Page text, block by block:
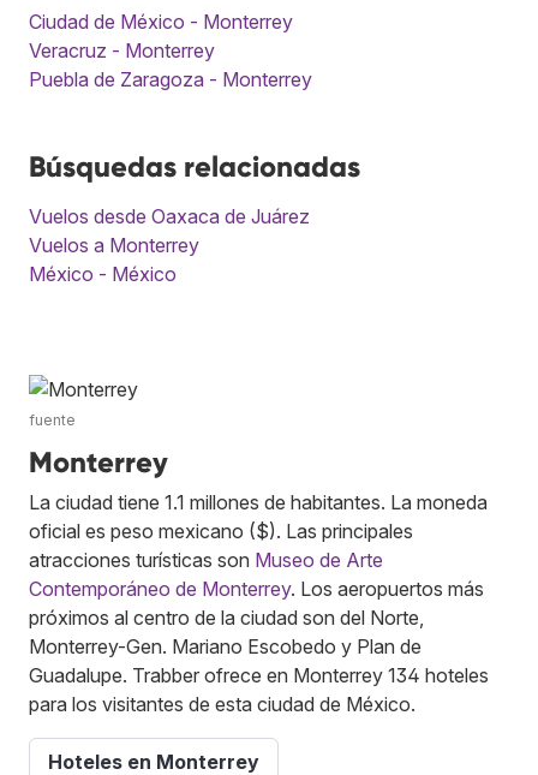
Ciudad de México - Monterrey
Veracruz - Monterrey
Puebla de Zaragoza - Monterrey
Búsquedas relacionadas
Vuelos desde Oaxaca de Juárez
Vuelos a Monterrey
México - México
fuente
Monterrey
La ciudad tiene 1.1 millones de habitantes. La moneda
oficial es peso mexicano ($). Las principales
atracciones turísticas son Museo de Arte
Contemporáneo de Monterrey. Los aeropuertos más
próximos al centro de la ciudad son del Norte,
Monterrey-Gen. Mariano Escobedo y Plan de
Guadalupe. Trabber ofrece en Monterrey 134 hoteles
para los visitantes de esta ciudad de México.
Hoteles en Monterrey